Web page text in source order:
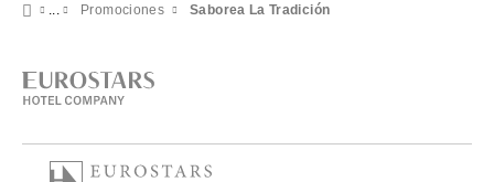
Promociones Saborea La Tradición